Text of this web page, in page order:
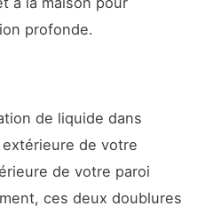
profonde.
de liquide dans
extérieure de votre
de votre paroi
ces deux doublures